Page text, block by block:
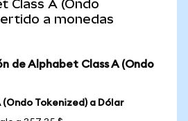
Class A (Ondo
a monedas
de Alphabet Class A (Ondo
Tokenized) a Dólar